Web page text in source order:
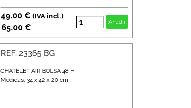
49.00 € (IVA incl.)
65.00 €
Añadir
REF. 23365 BG
CHATELET AIR BOLSA 48 H
Medidas: 34 x 42 x 20 cm